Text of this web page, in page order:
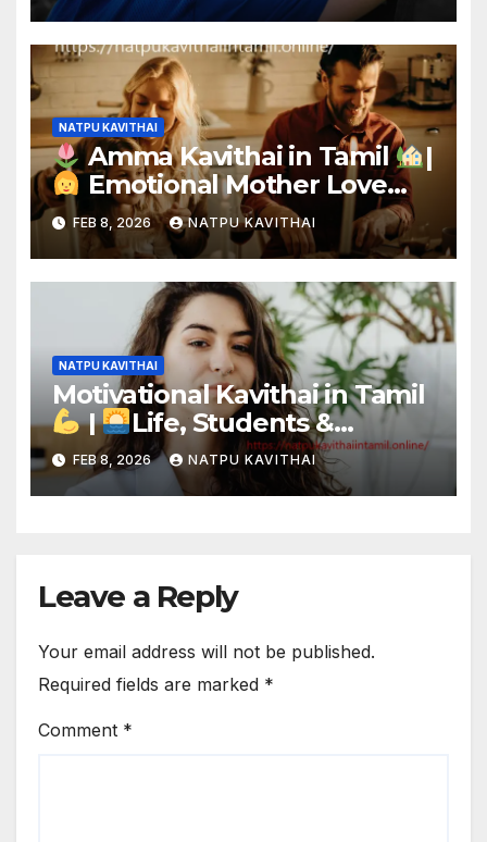
NATPU KAVITHAI
Amma Kavithai in Tamil
|
Emotional Mother Love
Poems
FEB 8, 2026 NATPU KAVITHAI
NATPU KAVITHAI
Motivational Kavithai in Tamil
|
Life, Students &
Bharathiyar Inspiration
FEB 8, 2026 NATPU KAVITHAI
Leave a Reply
Your email address will not be published.
Required fields are marked *
Comment *